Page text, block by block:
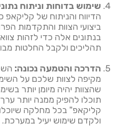
שימוש בדוחות וניתוח
הדיווח והניתוח של קליקאפ
ביצועי הצוות והתקדמות
בנתונים אלה כדי לזהות
תהליכים ולקבל החלטות
הדרכה והטמעה נכונה:
מקיפה לצוות שלכם על
שהצוות יהיה מיומן יותר
תוכלו להפיק ממנה יותר
קליקאפ" בכל מחלקה
ולקדם שימוש יעיל במערכת.